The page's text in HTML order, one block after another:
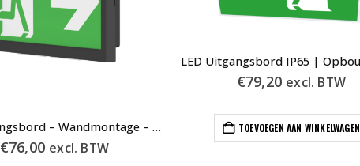
LED Uitgangsbord – Wandmontage – Zwart – Auto Test – Pictogrammen
€76,00 excl. BTW
€79,20 excl. BTW
TOEVOEGEN AAN WINKELWAGEN